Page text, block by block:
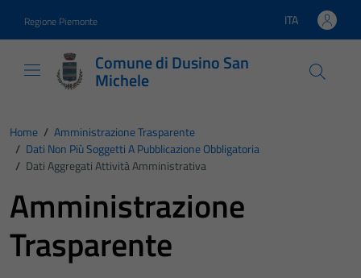
Regione Piemonte Lingua attiva:
ITA
Comune di Dusino San
Michele
Home / Amministrazione Trasparente
/ Dati Non Più Soggetti A Pubblicazione Obbligatoria
/ Dati Aggregati Attività Amministrativa
Amministrazione
Trasparente